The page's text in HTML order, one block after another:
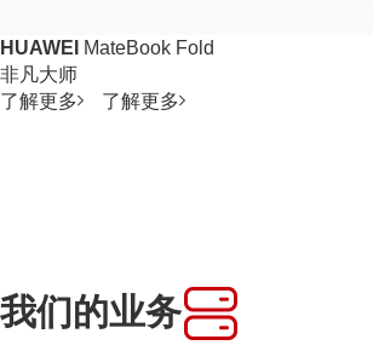
HUAWEI
MateBook Fold
非凡大师
了解更多
了解更多
我们的业务